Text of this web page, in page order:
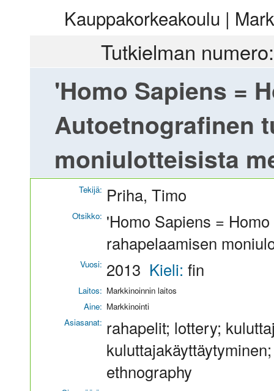
Kauppakorkeakoulu |
Tutkielman
'Homo Sapiens =
Autoetnografinen
moniulotteisista
Tekijä: Priha, Timo
Otsikko: 'Homo Sapiens =
rahapelaamisen
Vuosi: 2013 Kieli: fin
Laitos: Markkinoinnin laitos
Aine: Markkinointi
Asiasanat: rahapelit; lottery;
ethnography